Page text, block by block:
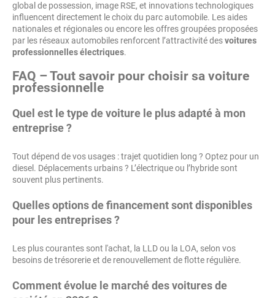
global de possession, image RSE, et innovations technologiques
influencent directement le choix du parc automobile. Les aides
nationales et régionales ou encore les offres groupées proposées
par les réseaux automobiles renforcent l’attractivité desvoitures
professionnelles électriques.
FAQ – Tout savoir pour choisir sa voiture
professionnelle
Quel est le type de voiture le plus adapté à mon
entreprise ?
Tout dépend de vos usages : trajet quotidien long ? Optez pour un
diesel. Déplacements urbains ? L’électrique ou l’hybride sont
souvent plus pertinents.
Quelles options de financement sont disponibles
pour les entreprises ?
Les plus courantes sont l'achat, la LLD ou la LOA, selon vos
besoins de trésorerie et de renouvellement de flotte régulière.
Comment évolue le marché des voitures de